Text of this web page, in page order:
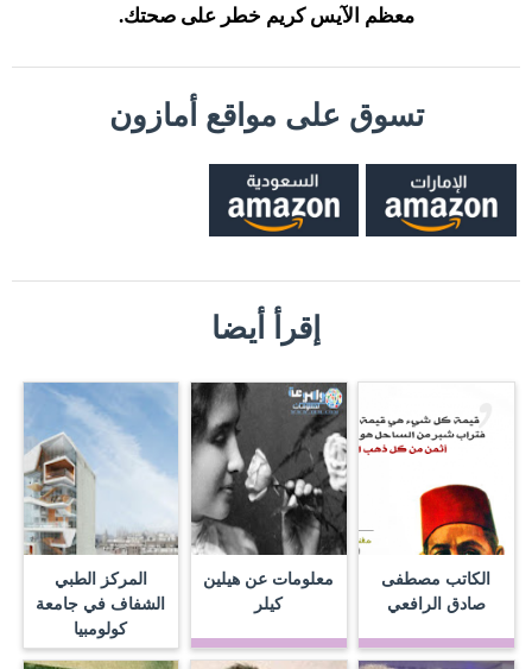
معظم الآيس كريم خطر على صحتك.
تسوق على مواقع أمازون
إقرأ أيضا
الكاتب مصطفى
صادق الرافعي
معلومات عن هيلين
كيلر
المركز الطبي
الشفاف في جامعة
كولومبيا